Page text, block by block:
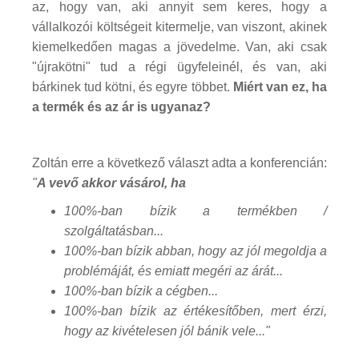
az, hogy van, aki annyit sem keres, hogy a
vállalkozói költségeit kitermelje, van viszont, akinek
kiemelkedően magas a jövedelme. Van, aki csak
"újrakötni" tud a régi ügyfeleinél, és van, aki
bárkinek tud kötni, és egyre többet. Miért van ez, ha
a termék és az ár is ugyanaz?
Zoltán erre a következő választ adta a konferencián:
"A vevő akkor vásárol, ha
100%-ban bízik a termékben /
szolgáltatásban...
100%-ban bízik abban, hogy az jól megoldja a
problémáját, és emiatt megéri az árát...
100%-ban bízik a cégben...
100%-ban bízik az értékesítőben, mert érzi,
hogy az kivételesen jól bánik vele..."